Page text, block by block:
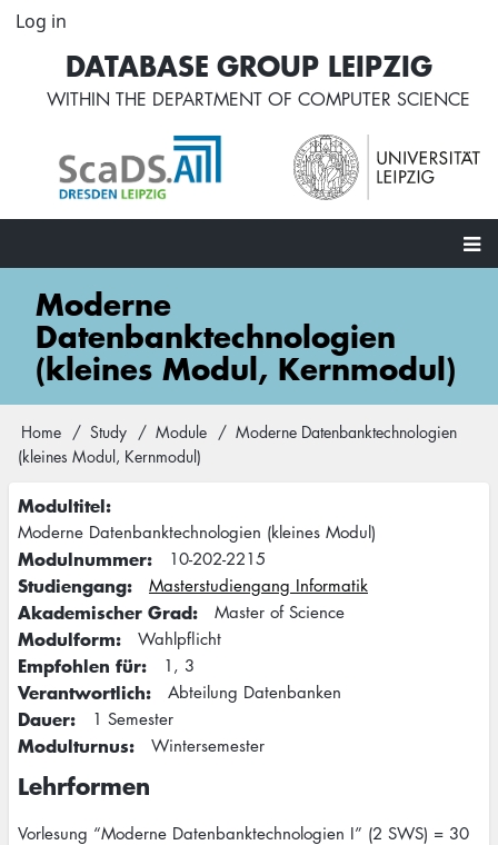
Skip
content
User
account
menu
Log in
DATABASE GROUP LEIPZIG
WITHIN THE DEPARTMENT OF COMPUTER SCIENCE
Main
navigation
Moderne
Datenbanktechnologien
(kleines Modul, Kernmodul)
Breadcrumb
Home Study Module
Moderne Datenbanktechnologien
(kleines Modul, Kernmodul)
Modultitel
Moderne Datenbanktechnologien (kleines Modul)
Modulnummer 10-202-2215
Studiengang Masterstudiengang Informatik
Akademischer Grad Master of Science
Modulform Wahlpflicht
Empfohlen für 1 3
Verantwortlich Abteilung Datenbanken
Dauer 1 Semester
Modulturnus Wintersemester
Lehrformen
Vorlesung “Moderne Datenbanktechnologien I” (2 SWS) = 30